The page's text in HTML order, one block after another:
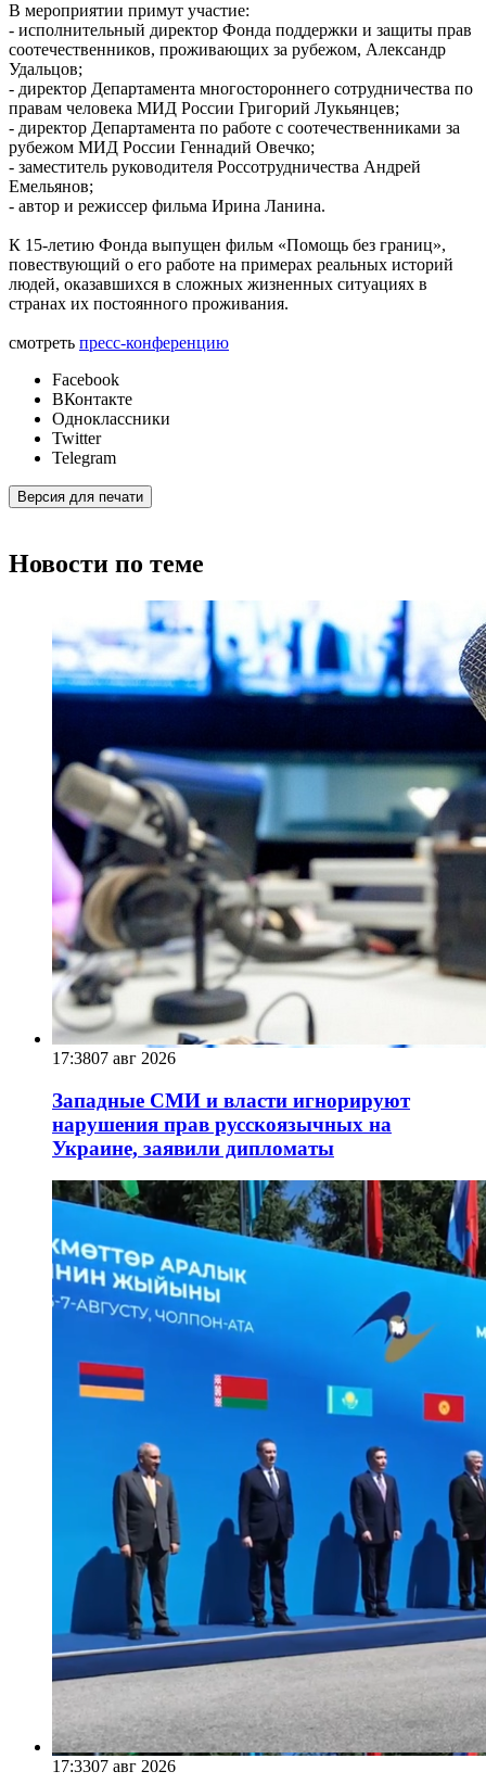
В мероприятии примут участие:
- исполнительный директор Фонда поддержки и защиты прав
соотечественников, проживающих за рубежом, Александр
Удальцов;
- директор Департамента многостороннего сотрудничества по
правам человека МИД России Григорий Лукьянцев;
- директор Департамента по работе с соотечественниками за
рубежом МИД России Геннадий Овечко;
- заместитель руководителя Россотрудничества Андрей
Емельянов;
- автор и режиссер фильма Ирина Ланина.
К 15-летию Фонда выпущен фильм «Помощь без границ»,
повествующий о его работе на примерах реальных историй
людей, оказавшихся в сложных жизненных ситуациях в
странах их постоянного проживания.
смотреть пресс-конференцию
Facebook
ВКонтакте
Одноклассники
Twitter
Telegram
Версия для печати
Новости по теме
17:3807 авг 2026
Западные СМИ и власти игнорируют
нарушения прав русскоязычных на
Украине, заявили дипломаты
17:3307 авг 2026